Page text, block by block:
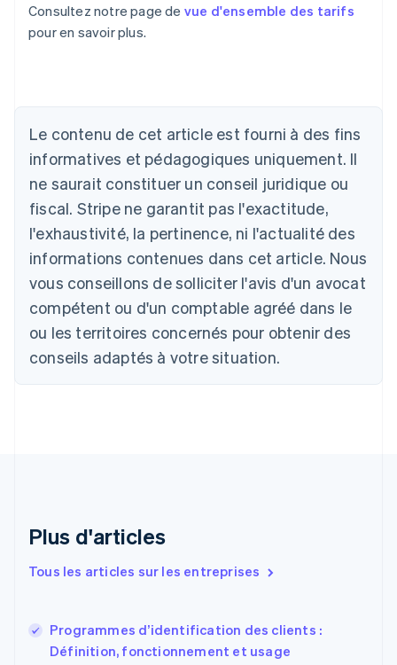
Consultez notre page de vue d'ensemble des tarifs
pour en savoir plus.
Le contenu de cet article est fourni à des fins
informatives et pédagogiques uniquement. Il
ne saurait constituer un conseil juridique ou
fiscal. Stripe ne garantit pas l'exactitude,
l'exhaustivité, la pertinence, ni l'actualité des
informations contenues dans cet article. Nous
vous conseillons de solliciter l'avis d'un avocat
compétent ou d'un comptable agréé dans le
ou les territoires concernés pour obtenir des
conseils adaptés à votre situation.
Plus d'articles
Tous les articles sur les entreprises
Programmes d’identification des clients :
Définition, fonctionnement et usage
Australie
Autriche
DeutschEnglish
Belgique
Nederlands FrançaisDeutsch English
Brésil
PortuguêsEnglish
English
Canada
English Français
Chine continentale
简体中文English
Chypre
Croatie
Estonie
États-Unis
EnglishSvenska
France
English